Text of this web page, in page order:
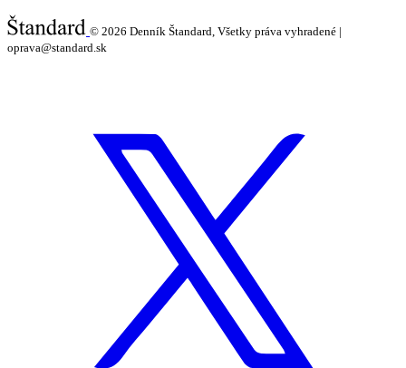
© 2026 Denník Štandard, Všetky práva vyhradené |
oprava@standard.sk